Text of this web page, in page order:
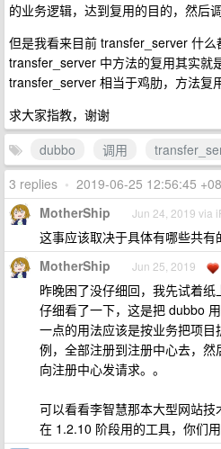
的业务逻辑，达到复用的目的，然后
但是我看来目前 transfer_server 什么
transfer_server 中方法的复用其实就
transfer_server 相当于鸡肋，方法复
求大家指教，谢谢
dubbo
调用
3 replies • 2019-06-25 12:56:45
MotherShip Jun 24, 2019 via
这事应该取决于具体有哪些共
MotherShip Jun 25, 2019
昨晚困了没仔细回，我先试着纸
仔细看了一下，这是把 dubbo
一点的用法应该是按业务把项
例，全部注册到注册中心去，
向注册中心发请求。。
可以看看李智慧那本大型网站
在 1.2.10 阶段用的工具，你们